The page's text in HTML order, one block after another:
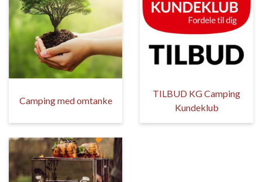
Camping med omtanke
TILBUD KG Camping
Kundeklub